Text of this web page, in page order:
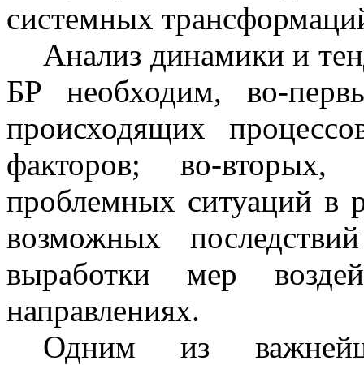
системных
Анализ динамики и
БР необходим, во-
происходящих
факторов; во-вторых,
проблемных ситуаций в
возможных
выработки мер
направлениях.
Одним из